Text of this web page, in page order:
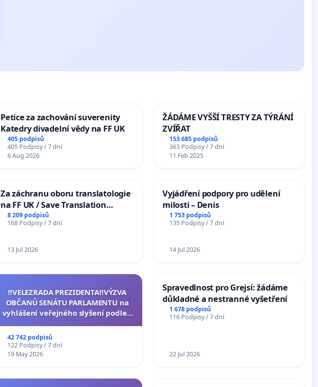
Petice za zachování suverenity
Katedry divadelní vědy na FF UK
405 podpisů
405 Podpisy / 7 dní
6 Aug 2026
ŽÁDÁME VYŠŠÍ TRESTY ZA TÝRÁNÍ
ZVÍŘAT
153 685 podpisů
363 Podpisy / 7 dní
11 Feb 2025
Za záchranu oboru translatologie
na FF UK / Save Translation
Studies at the Faculty of Arts,
Charles University
8 209 podpisů
168 Podpisy / 7 dní
13 Jul 2026
Vyjádření podpory pro udělení
milosti – Denis
1 753 podpisů
135 Podpisy / 7 dní
14 Jul 2026
‼️VELEZRADA PREZIDENTA‼️VÝZVA
OBČANŮ SENÁTU PARLAMENTU na
vyhlášení veřejného slyšení podle §
na přijetí usnesení k podání ústavní
žaloby na prezidenta republiky
42 742 podpisů
122 Podpisy / 7 dní
19 May 2026
Spravedlnost pro Grejsí: žádáme
důkladné a nestranné vyšetření
1 678 podpisů
116 Podpisy / 7 dní
22 Jul 2026